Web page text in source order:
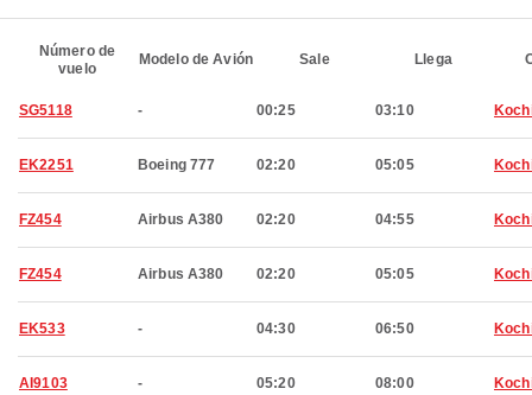
Número de
vuelo
Modelo de Avión Sale Llega
SG5118 - 00:25 03:10
EK2251 Boeing 777 02:20 05:05
FZ454 Airbus A380 02:20 04:55
FZ454 Airbus A380 02:20 05:05
EK533 - 04:30 06:50
AI9103 - 05:20 08:00